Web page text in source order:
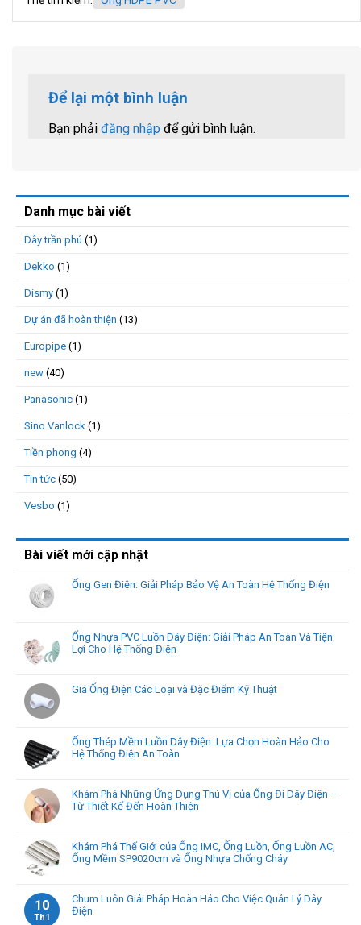
Để lại một bình luận
Bạn phải đăng nhập để gửi bình luận.
Danh mục bài viết
Dây trần phú (1)
Dekko (1)
Dismy (1)
Dự án đã hoàn thiện (13)
Europipe (1)
new (40)
Panasonic (1)
Sino Vanlock (1)
Tiền phong (4)
Tin tức (50)
Vesbo (1)
Bài viết mới cập nhật
Ống Gen Điện: Giải Pháp Bảo Vệ An Toàn Hệ Thống Điện
Ống Nhựa PVC Luồn Dây Điện: Giải Pháp An Toàn Và Tiện
Lợi Cho Hệ Thống Điện
Giá Ống Điện Các Loại và Đặc Điểm Kỹ Thuật
Ống Thép Mềm Luồn Dây Điện: Lựa Chọn Hoàn Hảo Cho
Hệ Thống Điện An Toàn
Khám Phá Những Ứng Dụng Thú Vị của Ống Đi Dây Điện –
Từ Thiết Kế Đến Hoàn Thiện
Khám Phá Thế Giới của Ống IMC, Ống Luồn, Ống Luồn AC,
Ống Mềm SP9020cm và Ống Nhựa Chống Cháy
10
Th1
Chum Luôn Giải Pháp Hoàn Hảo Cho Việc Quản Lý Dây
Điện